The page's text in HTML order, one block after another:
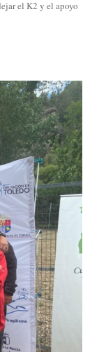
el K2 y el apoyo